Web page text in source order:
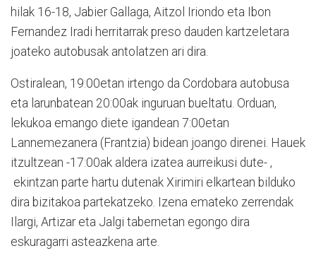
hilak 16-18, Jabier Gallaga, Aitzol Iriondo eta Ibon
Fernandez Iradi herritarrak preso dauden kartzeletara
joateko autobusak antolatzen ari dira.
Ostiralean, 19:00etan irtengo da Cordobara autobusa
eta larunbatean 20:00ak inguruan bueltatu. Orduan,
lekukoa emango diete igandean 7:00etan
Lannemezanera (Frantzia) bidean joango direnei. Hauek
itzultzean -17:00ak aldera izatea aurreikusi dute- ,
ekintzan parte hartu dutenak Xirimiri elkartean bilduko
dira bizitakoa partekatzeko. Izena emateko zerrendak
Ilargi, Artizar eta Jalgi tabernetan egongo dira
eskuragarri asteazkena arte.